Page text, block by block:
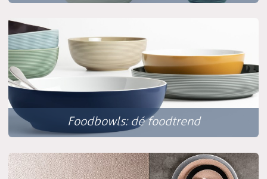
Foodbowls: dé foodtrend